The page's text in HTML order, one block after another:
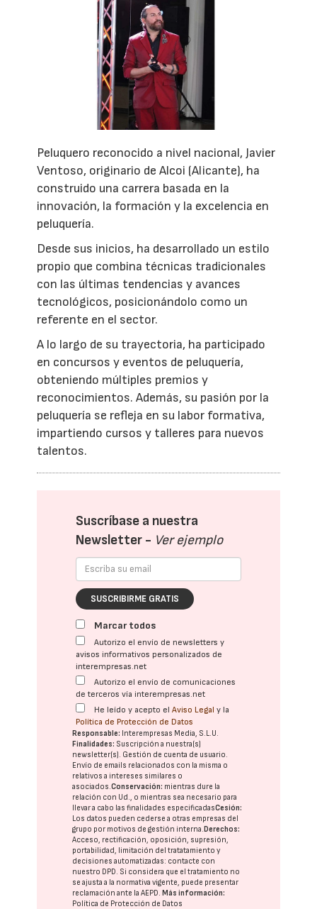
Peluquero reconocido a nivel nacional, Javier
Ventoso, originario de Alcoi (Alicante), ha
construido una carrera basada en la
innovación, la formación y la excelencia en
peluquería.
Desde sus inicios, ha desarrollado un estilo
propio que combina técnicas tradicionales
con las últimas tendencias y avances
tecnológicos, posicionándolo como un
referente en el sector.
A lo largo de su trayectoria, ha participado
en concursos y eventos de peluquería,
obteniendo múltiples premios y
reconocimientos. Además, su pasión por la
peluquería se refleja en su labor formativa,
impartiendo cursos y talleres para nuevos
talentos.
Suscríbase a nuestra
Newsletter - Ver ejemplo
SUSCRIBIRME GRATIS
Marcar todos
Autorizo el envío de newsletters y
avisos informativos personalizados de
interempresas.net
Autorizo el envío de comunicaciones
de terceros vía interempresas.net
He leído y acepto elAviso Legal y la
Política de Protección de Datos
Responsable: Interempresas Media, S.L.U.
Finalidades: Suscripción a nuestra(s)
newsletter(s). Gestión de cuenta de usuario.
Envío de emails relacionados con la misma o
relativos a intereses similares o
asociados.Conservación: mientras dure la
relación con Ud., o mientras sea necesario para
llevar a cabo las finalidades especificadasCesión:
Los datos pueden cederse a otras empresas del
grupo por motivos de gestión interna.Derechos:
Acceso, rectificación, oposición, supresión,
portabilidad, limitación del tratatamiento y
decisiones automatizadas: contacte con
nuestro DPD. Si considera que el tratamiento no
se ajusta a la normativa vigente, puede presentar
reclamación ante laAEPD.Más información:
Política de Protección de Datos